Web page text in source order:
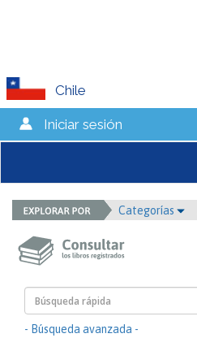
Chile
Iniciar sesión
Categorías
- Búsqueda avanzada -